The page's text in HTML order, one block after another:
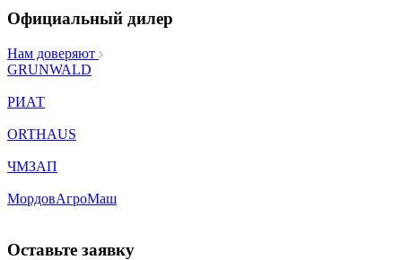
Официальный дилер
Нам доверяют
GRUNWALD
РИАТ
ORTHAUS
ЧМЗАП
МордовАгроМаш
Оставьте заявку